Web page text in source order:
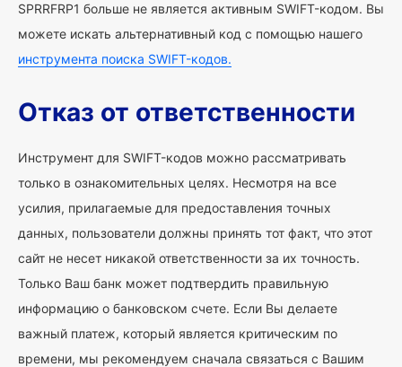
SPRRFRP1 больше не является активным SWIFT-кодом. Вы
можете искать альтернативный код с помощью нашего
инструмента поиска SWIFT-кодов.
Отказ от ответственности
Инструмент для SWIFT-кодов можно рассматривать
только в ознакомительных целях. Несмотря на все
усилия, прилагаемые для предоставления точных
данных, пользователи должны принять тот факт, что этот
сайт не несет никакой ответственности за их точность.
Только Ваш банк может подтвердить правильную
информацию о банковском счете. Если Вы делаете
важный платеж, который является критическим по
времени, мы рекомендуем сначала связаться с Вашим